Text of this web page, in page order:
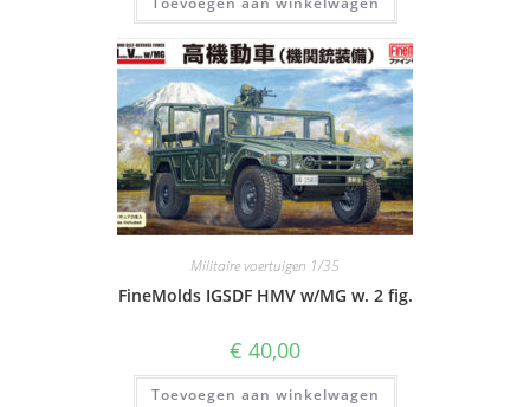
Militaire voertuigen 1/35
FineMolds IGSDF HMV w/MG w. 2 fig.
€ 40,00
Toevoegen aan winkelwagen